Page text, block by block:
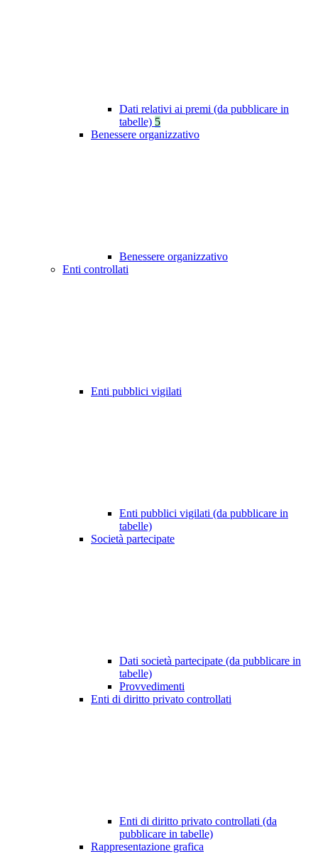
Dati relativi ai premi (da pubblicare in
tabelle) 5
Benessere organizzativo
Benessere organizzativo
Enti controllati
Enti pubblici vigilati
Enti pubblici vigilati (da pubblicare in
tabelle)
Società partecipate
Dati società partecipate (da pubblicare in
tabelle)
Provvedimenti
Enti di diritto privato controllati
Enti di diritto privato controllati (da
pubblicare in tabelle)
Rappresentazione grafica